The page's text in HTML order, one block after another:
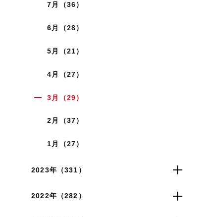
7月（36）
6月（28）
5月（21）
4月（27）
3月（29）
2月（37）
1月（27）
2023年（331）
2022年（282）